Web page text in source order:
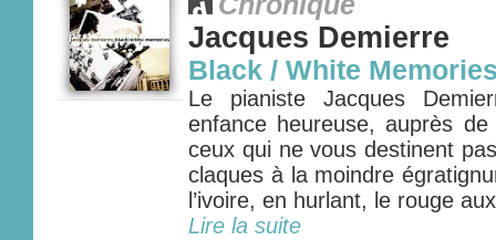
Jacques Demierre
Black / White
Le pianiste Jacques
enfance heureuse, auprès
ceux qui ne vous destinent
claques à la moindre
l’ivoire, en hurlant, le rouge
Lire la suite